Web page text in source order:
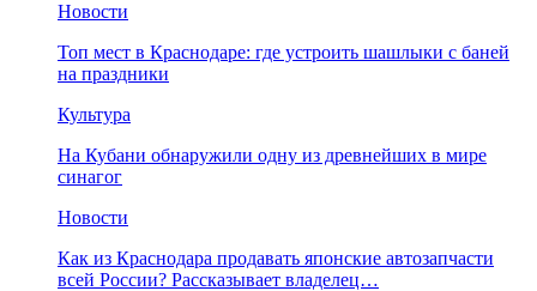
Новости
Топ мест в Краснодаре: где устроить шашлыки с баней
на праздники
Культура
На Кубани обнаружили одну из древнейших в мире
синагог
Новости
Как из Краснодара продавать японские автозапчасти
всей России? Рассказывает владелец…